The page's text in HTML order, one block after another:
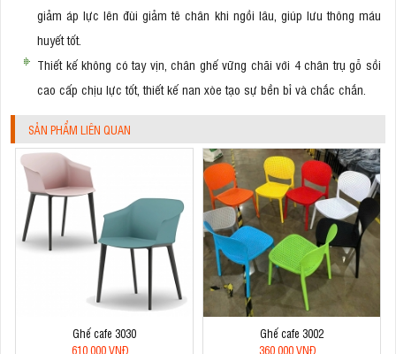
giảm áp lực lên đùi giảm tê chân khi ngồi lâu, giúp lưu thông máu
huyết tốt.
Thiết kế không có tay vịn, chân ghế vững chãi với 4 chân trụ gỗ sồi
cao cấp chịu lực tốt, thiết kế nan xòe tạo sự bền bỉ và chắc chắn.
SẢN PHẨM LIÊN QUAN
Ghế cafe 3030
610.000 VNĐ
Ghế cafe 3002
360.000 VNĐ